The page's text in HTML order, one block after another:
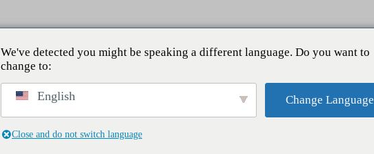
We've detected you might be speaking a different language. Do you want to
change to:
English Change Language
Close and do not switch language